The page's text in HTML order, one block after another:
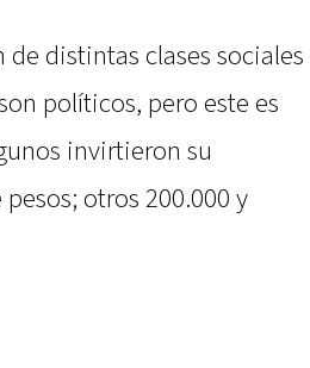
de distintas clases sociales
políticos, pero este es
invirtieron su
otros 200.000 y